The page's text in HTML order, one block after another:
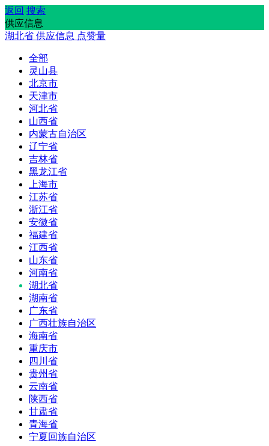
返回 搜索
供应信息
湖北省 供应信息 点赞量
全部
灵山县
北京市
天津市
河北省
山西省
内蒙古自治区
辽宁省
吉林省
黑龙江省
上海市
江苏省
浙江省
安徽省
福建省
江西省
山东省
河南省
湖北省
湖南省
广东省
广西壮族自治区
海南省
重庆市
四川省
贵州省
云南省
陕西省
甘肃省
青海省
宁夏回族自治区